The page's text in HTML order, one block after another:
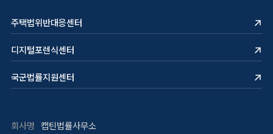
주택법위반대응센터
디지털포렌식센터
국군법률지원센터
회사명 캡틴법률사무소